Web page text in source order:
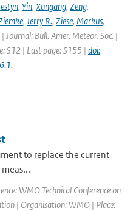
, Yin, Xungang, Zeng,
, Jerry R., Ziese, Markus,
| Journal: Bull. Amer. Meteor. Soc. |
S12 | Last page: S155 | doi:
to replace the current
WMO Technical Conference on
| Organisation: WMO | Place: